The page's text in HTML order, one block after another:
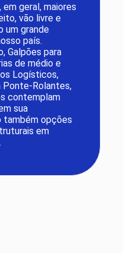
geral, maiores
vão livre e
um grande
país.
Galpões para
de médio e
Logísticos,
Ponte-Rolantes,
contemplam
sua
também opções
em